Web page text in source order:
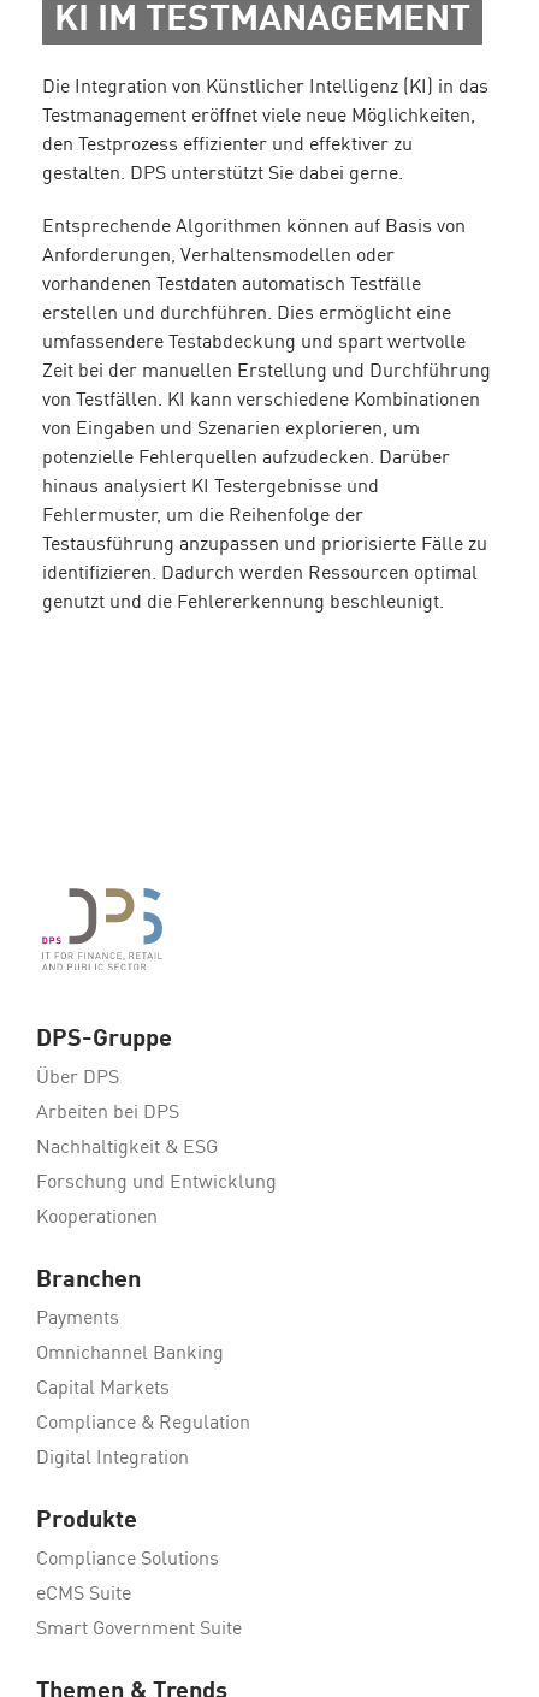
KI IM TESTMANAGEMENT
Die Integration von Künstlicher Intelligenz (KI) in das
Testmanagement eröffnet viele neue Möglichkeiten,
den Testprozess effizienter und effektiver zu
gestalten. DPS unterstützt Sie dabei gerne.
Entsprechende Algorithmen können auf Basis von
Anforderungen, Verhaltensmodellen oder
vorhandenen Testdaten automatisch Testfälle
erstellen und durchführen. Dies ermöglicht eine
umfassendere Testabdeckung und spart wertvolle
Zeit bei der manuellen Erstellung und Durchführung
von Testfällen. KI kann verschiedene Kombinationen
von Eingaben und Szenarien explorieren, um
potenzielle Fehlerquellen aufzudecken. Darüber
hinaus analysiert KI Testergebnisse und
Fehlermuster, um die Reihenfolge der
Testausführung anzupassen und priorisierte Fälle zu
identifizieren. Dadurch werden Ressourcen optimal
genutzt und die Fehlererkennung beschleunigt.
DPS-Gruppe
Über DPS
Arbeiten bei DPS
Nachhaltigkeit & ESG
Forschung und Entwicklung
Kooperationen
Branchen
Payments
Omnichannel Banking
Capital Markets
Compliance & Regulation
Digital Integration
Produkte
Compliance Solutions
eCMS Suite
Smart Government Suite